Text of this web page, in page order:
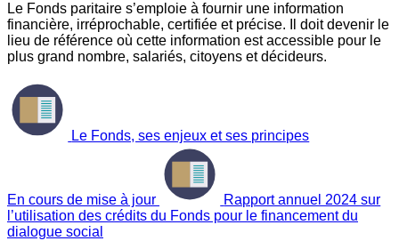
Le Fonds paritaire s’emploie à fournir une information
financière, irréprochable, certifiée et précise. Il doit devenir le
lieu de référence où cette information est accessible pour le
plus grand nombre, salariés, citoyens et décideurs.
Le Fonds, ses enjeux et ses principes
En cours de mise à jour
Rapport annuel 2024 sur
l’utilisation des crédits du Fonds pour le financement du
dialogue social